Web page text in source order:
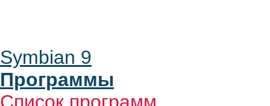
Symbian 9
Программы